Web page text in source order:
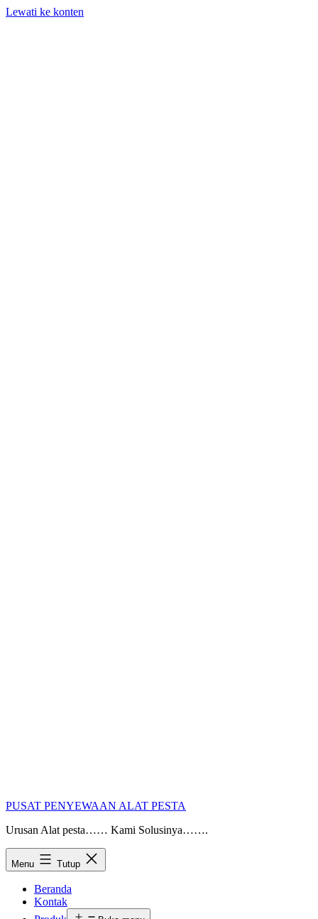
Lewati ke konten
PUSAT PENYEWAAN ALAT PESTA
Urusan Alat pesta…… Kami Solusinya…….
Menu Tutup
Beranda
Kontak